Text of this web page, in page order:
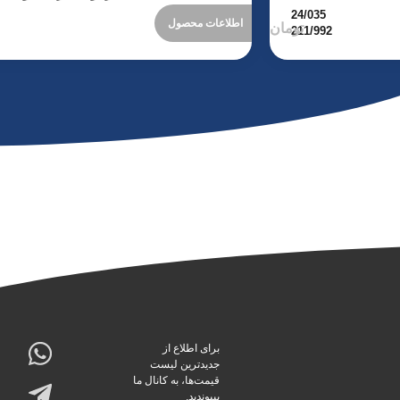
اطلاعات محصول
برای اطلاع از
جدیدترین لیست
قیمت‌ها، به کانال ما
بپیوندید.